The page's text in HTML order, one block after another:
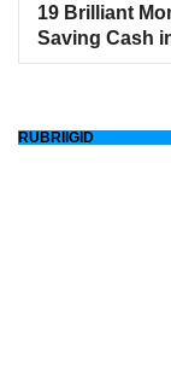
19 Brilliant
Saving Cash
RUBRIIGID